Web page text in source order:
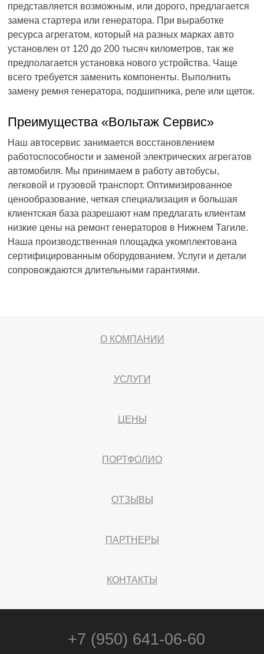
представляется возможным, или дорого, предлагается
замена стартера или генератора. При выработке
ресурса агрегатом, который на разных марках авто
установлен от 120 до 200 тысяч километров, так же
предполагается установка нового устройства. Чаще
всего требуется заменить компоненты. Выполнить
замену ремня генератора, подшипника, реле или щеток.
Преимущества «Вольтаж Сервис»
Наш автосервис занимается восстановлением
работоспособности и заменой электрических агрегатов
автомобиля. Мы принимаем в работу автобусы,
легковой и грузовой транспорт. Оптимизированное
ценообразование, четкая специализация и большая
клиентская база разрешают нам предлагать клиентам
низкие цены на ремонт генераторов в Нижнем Тагиле.
Наша производственная площадка укомплектована
сертифицированным оборудованием. Услуги и детали
сопровождаются длительными гарантиями.
О КОМПАНИИ
УСЛУГИ
ЦЕНЫ
ПОРТФОЛИО
ОТЗЫВЫ
ПАРТНЕРЫ
КОНТАКТЫ
+7 (950) 641-06-60